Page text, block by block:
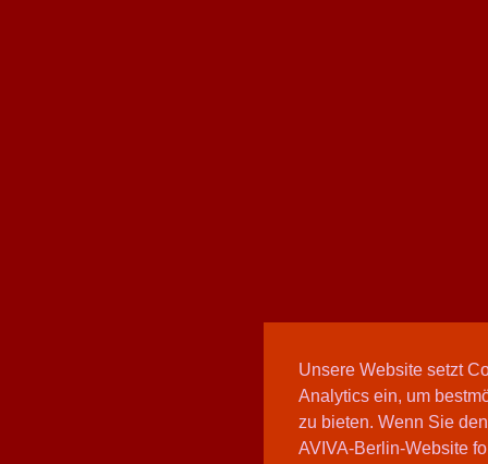
Unsere Website setzt
Analytics ein, um
zu bieten. Wenn Sie
AVIVA-Berlin-Website